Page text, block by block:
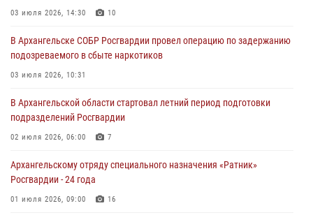
03 июля 2026, 14:30 10
В Архангельске СОБР Росгвардии провел операцию по задержанию
подозреваемого в сбыте наркотиков
03 июля 2026, 10:31
В Архангельской области стартовал летний период подготовки
подразделений Росгвардии
02 июля 2026, 06:00 7
Архангельскому отряду специального назначения «Ратник»
Росгвардии - 24 года
01 июля 2026, 09:00 16